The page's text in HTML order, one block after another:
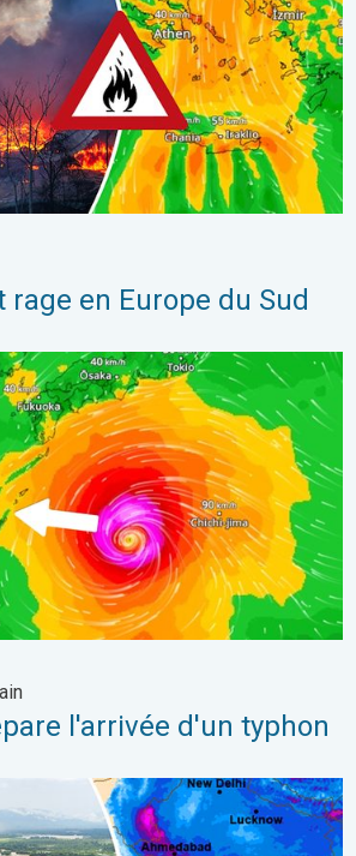
rage en Europe du Sud
d'un typhon. Glissements de
l'arrivée d'un typhon
graves inondations. Mousson